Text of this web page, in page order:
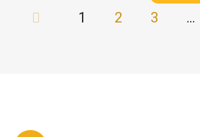
1 2 3 …